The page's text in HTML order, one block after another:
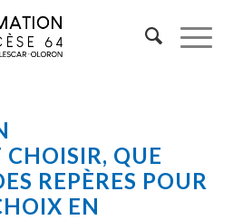
QUE
REPÈRES POUR
EN